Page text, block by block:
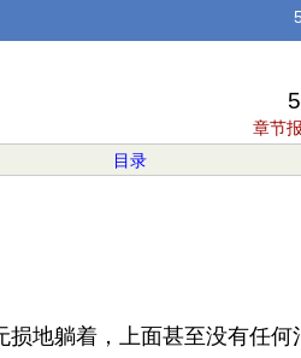
章节
目录
地躺着，上面甚至没有任何